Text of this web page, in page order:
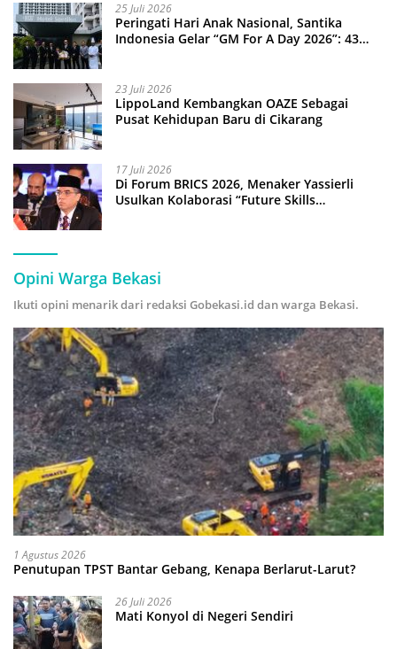
25 Juli 2026
Peringati Hari Anak Nasional, Santika
Indonesia Gelar “GM For A Day 2026”: 43
23 Juli 2026
LippoLand Kembangkan OAZE Sebagai
Pusat Kehidupan Baru di Cikarang
17 Juli 2026
Di Forum BRICS 2026, Menaker Yassierli
Usulkan Kolaborasi “Future Skills
Opini Warga Bekasi
Ikuti opini menarik dari redaksi Gobekasi.id dan warga Bekasi.
1 Agustus 2026
Penutupan TPST Bantar Gebang, Kenapa Berlarut-Larut?
26 Juli 2026
Mati Konyol di Negeri Sendiri